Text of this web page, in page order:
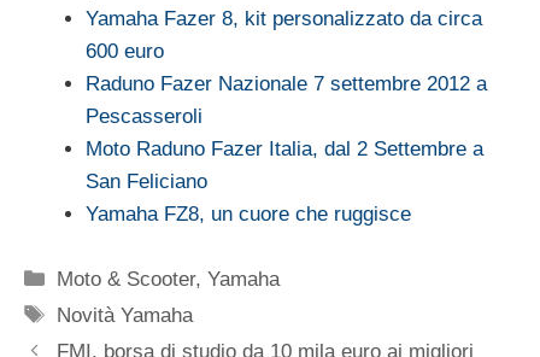
Yamaha Fazer 8, kit personalizzato da circa
600 euro
Raduno Fazer Nazionale 7 settembre 2012 a
Pescasseroli
Moto Raduno Fazer Italia, dal 2 Settembre a
San Feliciano
Yamaha FZ8, un cuore che ruggisce
Categorie
Moto & Scooter,Yamaha
Tag
Novità Yamaha
FMI, borsa di studio da 10 mila euro ai migliori